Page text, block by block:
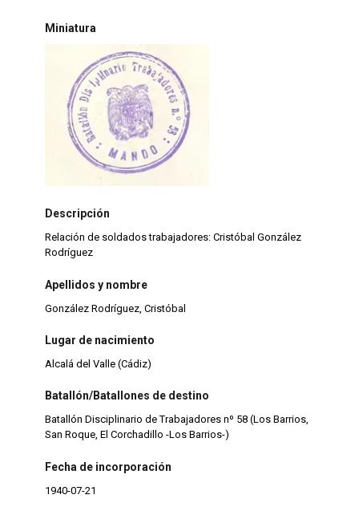
Miniatura
Descripción
Relación de soldados trabajadores: Cristóbal González
Rodríguez
Apellidos y nombre
González Rodríguez, Cristóbal
Lugar de nacimiento
Alcalá del Valle (Cádiz)
Batallón/Batallones de destino
Batallón Disciplinario de Trabajadores nº 58 (Los Barrios,
San Roque, El Corchadillo -Los Barrios-)
Fecha de incorporación
1940-07-21